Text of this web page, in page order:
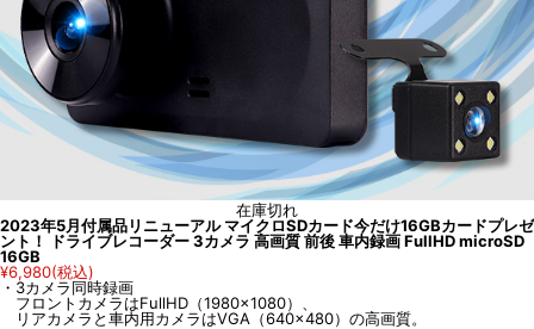
在庫切れ
2023年5月付属品リニューアル マイクロSDカード今だけ16GBカードプレゼ
ント！ ドライブレコーダー 3カメラ 高画質 前後 車内録画 FullHD microSD
16GB
¥6,980(税込)
・3カメラ同時録画
フロントカメラはFullHD（1980×1080）、
リアカメラと車内用カメラはVGA（640×480）の高画質。